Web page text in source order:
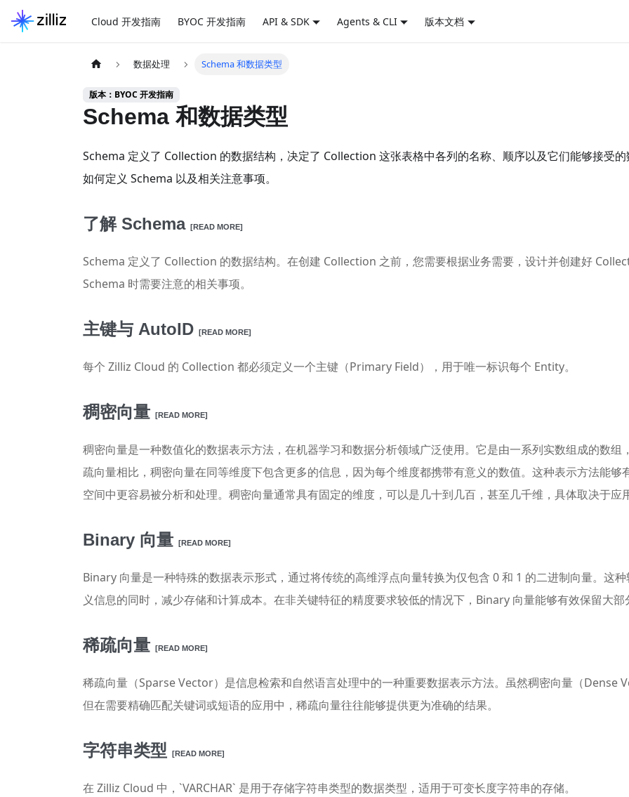
Cloud 开发指南 BYOC 开发指南 API & SDK Agents & CLI 版本文档
数据处理 Schema 和数据类型
版本：BYOC 开发指南
Schema 和数据类型
Schema 定义了 Collection 的数据结构，决定了 Collection 这张表格中各列的名称、顺序以及它们能够接受
如何定义 Schema 以及相关注意事项。
了解 Schema [READ MORE]
Schema 定义了 Collection 的数据结构。在创建 Collection 之前，您需要根据业务需要，设计并创建好
Schema 时需要注意的相关事项。
主键与 AutoID [READ MORE]
每个 Zilliz Cloud 的 Collection 都必须定义一个主键（Primary Field），用于唯一标识每个 Entity。
稠密向量 [READ MORE]
稠密向量是一种数值化的数据表示方法，在机器学习和数据分析领域广泛使用。它是由一系列实数组成的数
疏向量相比，稠密向量在同等维度下包含更多的信息，因为每个维度都携带有意义的数值。这种表示方法能
空间中更容易被分析和处理。稠密向量通常具有固定的维度，可以是几十到几百，甚至几千维，具体取决于应
Binary 向量 [READ MORE]
Binary 向量是一种特殊的数据表示形式，通过将传统的高维浮点向量转换为仅包含 0 和 1 的二进制向量。这
义信息的同时，减少存储和计算成本。在非关键特征的精度要求较低的情况下，Binary 向量能够有效保留大部
稀疏向量 [READ MORE]
稀疏向量（Sparse Vector）是信息检索和自然语言处理中的一种重要数据表示方法。虽然稠密向量（Dense
但在需要精确匹配关键词或短语的应用中，稀疏向量往往能够提供更为准确的结果。
字符串类型 [READ MORE]
在 Zilliz Cloud 中，`VARCHAR` 是用于存储字符串类型的数据类型，适用于可变长度字符串的存储。